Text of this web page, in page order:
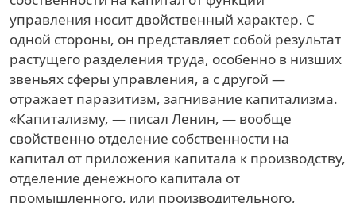
управления носит двойственный характер. С
одной стороны, он представляет собой результат
растущего разделения труда, особенно в низших
звеньях сферы управления, а с другой —
отражает паразитизм, загнивание капитализма.
«Капитализму, — писал Ленин, — вообще
свойственно отделение собственности на
капитал от приложения капитала к производству,
отделение денежного капитала от
промышленного, или производительного,